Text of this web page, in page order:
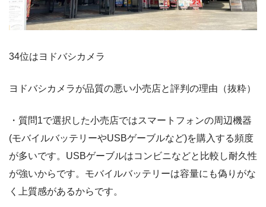
34位はヨドバシカメラ
ヨドバシカメラが品質の悪い小売店と評判の理由（抜粋）
・質問1で選択した小売店ではスマートフォンの周辺機器
(モバイルバッテリーやUSBゲーブルなど)を購入する頻度
が多いです。USBゲーブルはコンビニなどと比較し耐久性
が強いからです。モバイルバッテリーは容量にも偽りがな
く上質感があるからです。